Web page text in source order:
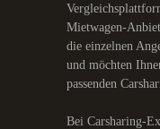
Mietwagen-
die einzelnen
und möchten
passenden
Bei Carsharing-